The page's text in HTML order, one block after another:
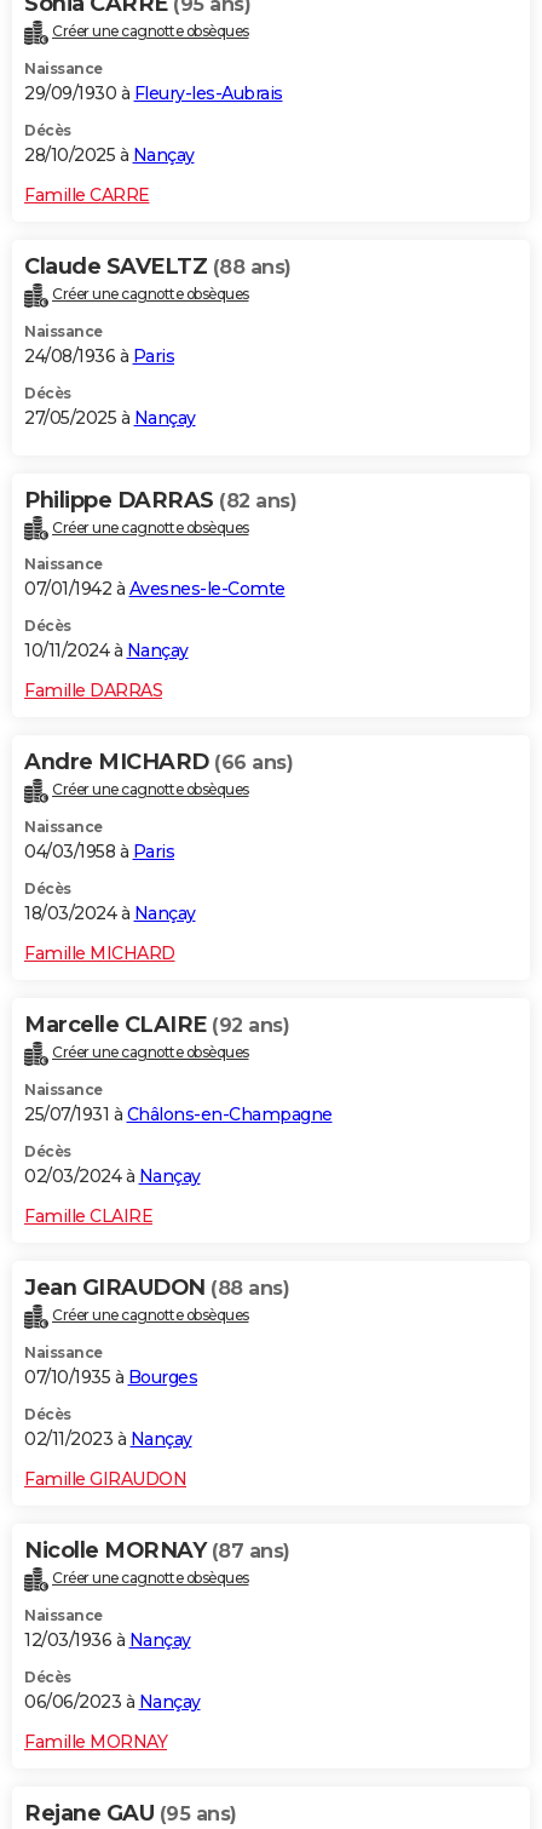
Créer une cagnotte obsèques
Naissance
29/09/1930 à Fleury-les-Aubrais
Décès
28/10/2025 à Nançay
Famille CARRE
Claude SAVELTZ (88 ans)
Créer une cagnotte obsèques
Naissance
24/08/1936 à Paris
Décès
27/05/2025 à Nançay
Philippe DARRAS (82 ans)
Créer une cagnotte obsèques
Naissance
07/01/1942 à Avesnes-le-Comte
Décès
10/11/2024 à Nançay
Famille DARRAS
Andre MICHARD (66 ans)
Créer une cagnotte obsèques
Naissance
04/03/1958 à Paris
Décès
18/03/2024 à Nançay
Famille MICHARD
Marcelle CLAIRE (92 ans)
Créer une cagnotte obsèques
Naissance
25/07/1931 à Châlons-en-Champagne
Décès
02/03/2024 à Nançay
Famille CLAIRE
Jean GIRAUDON (88 ans)
Créer une cagnotte obsèques
Naissance
07/10/1935 à Bourges
Décès
02/11/2023 à Nançay
Famille GIRAUDON
Nicolle MORNAY (87 ans)
Créer une cagnotte obsèques
Naissance
12/03/1936 à Nançay
Décès
06/06/2023 à Nançay
Famille MORNAY
Rejane GAU (95 ans)